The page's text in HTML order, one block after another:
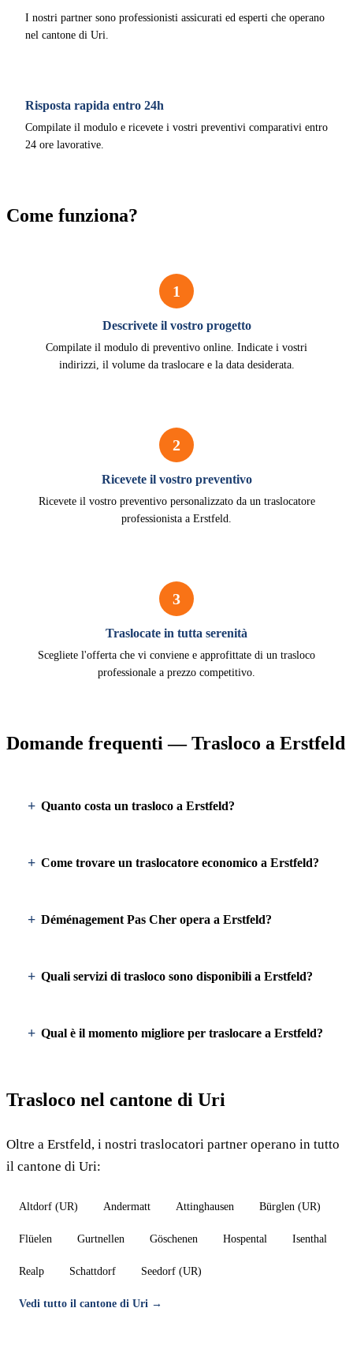
I nostri partner sono professionisti assicurati ed esperti che operano
nel cantone di Uri.
Risposta rapida entro 24h
Compilate il modulo e ricevete i vostri preventivi comparativi entro
24 ore lavorative.
Come funziona?
1
Descrivete il vostro progetto
Compilate il modulo di preventivo online. Indicate i vostri
indirizzi, il volume da traslocare e la data desiderata.
2
Ricevete il vostro preventivo
Ricevete il vostro preventivo personalizzato da un traslocatore
professionista a Erstfeld.
3
Traslocate in tutta serenità
Scegliete l'offerta che vi conviene e approfittate di un trasloco
professionale a prezzo competitivo.
Domande frequenti — Trasloco a Erstfeld
Quanto costa un trasloco a Erstfeld?
Come trovare un traslocatore economico a Erstfeld?
Déménagement Pas Cher opera a Erstfeld?
Quali servizi di trasloco sono disponibili a Erstfeld?
Qual è il momento migliore per traslocare a Erstfeld?
Trasloco nel cantone di Uri
Oltre a Erstfeld, i nostri traslocatori partner operano in tutto
il cantone di Uri:
Altdorf (UR) Andermatt Attinghausen Bürglen (UR)
Flüelen Gurtnellen Göschenen Hospental Isenthal
Realp Schattdorf Seedorf (UR)
Vedi tutto il cantone di Uri →